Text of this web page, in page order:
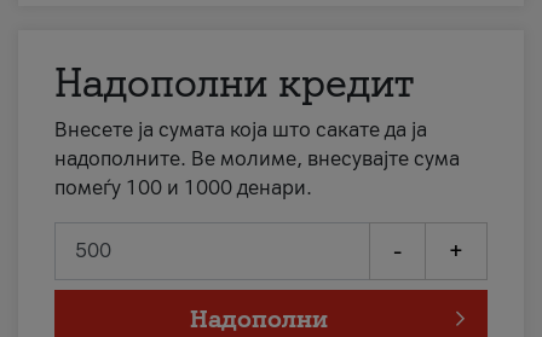
Надополни кредит
Внесете ја сумата која што сакате да ја
надополните. Ве молиме, внесувајте сума
помеѓу 100 и 1000 денари.
- +
Надополни